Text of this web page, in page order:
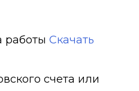
работы Скачать
счета или